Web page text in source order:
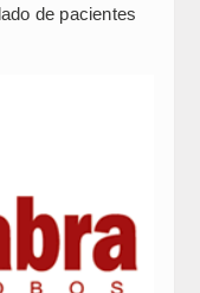
de pacientes